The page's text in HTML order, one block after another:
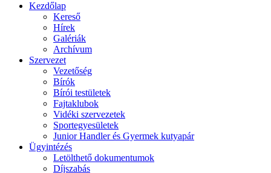
Kezdőlap
Kereső
Hírek
Galériák
Archívum
Szervezet
Vezetőség
Bírók
Bírói testületek
Fajtaklubok
Vidéki szervezetek
Sportegyesületek
Junior Handler és Gyermek kutyapár
Ügyintézés
Letölthető dokumentumok
Díjszabás